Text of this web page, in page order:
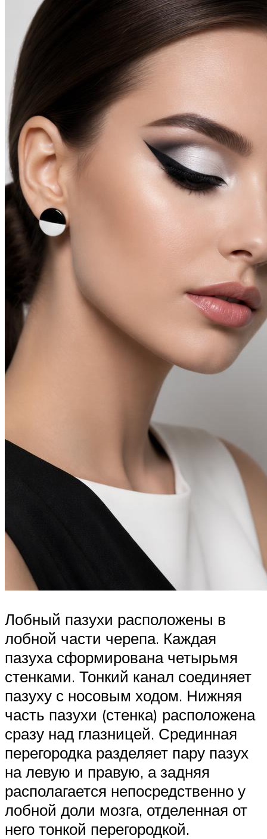
Лобный пазухи расположены в
лобной части черепа. Каждая
пазуха сформирована четырьмя
стенками. Тонкий канал соединяет
пазуху с носовым ходом. Нижняя
часть пазухи (стенка) расположена
сразу над глазницей. Срединная
перегородка разделяет пару пазух
на левую и правую, а задняя
располагается непосредственно у
лобной доли мозга, отделенная от
него тонкой перегородкой.